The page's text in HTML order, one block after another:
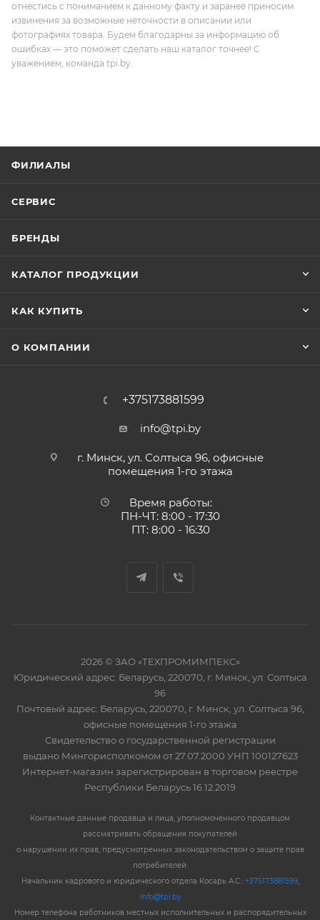
отнестись с пониманием к данному факту и заранее приносим
извинения за возможные неточности в описании или
фотографиях товара. Будем благодарны за информацию об
ошибках — это поможет сделать наш каталог точнее! С
уважением, команда tpi.by.
ФИЛИАЛЫ
СЕРВИС
БРЕНДЫ
КАТАЛОГ ПРОДУКЦИИ
КАК КУПИТЬ
О КОМПАНИИ
+375173881599
info@tpi.by
г. Минск, ул. Солтыса 96, офисные
помещения 1-го этажа
Время работы:
ПН-ЧТ: 8:00 - 17:30
ПТ: 8:00 - 16:30
2026 © ЗАО «ТЕХПРОМИМПЕКС»
Юридический адрес: Беларусь, 220070, г. Минск, ул. Солтыса
96
Почтовый адрес: Беларусь, 220070, г. Минск, ул. Солтыса 96,
офисные помещения 1-го этажа
Свидетельство о государственной регистрации
выдано Мингорисполкомом от 27.07.2000 УНП 100127623
Интернет-магазин зарегистрирован в торговом реестре
Республики Беларусь 16.12.2019
Контактные данные продавца и лица, уполномоченного продавцом
рассматривать обращения покупателей
о нарушении их прав, предусмотренных законодательством о защите прав
потребителей:
Начальник кадрового и юридического отдела Косарь А.С.: +375173881599,
info@tpi.by
Номер телефона работников местных исполнительных и распорядительных